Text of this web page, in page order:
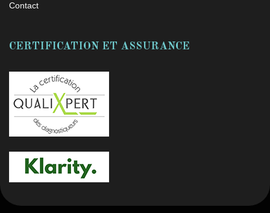
Contact
CERTIFICATION ET ASSURANCE